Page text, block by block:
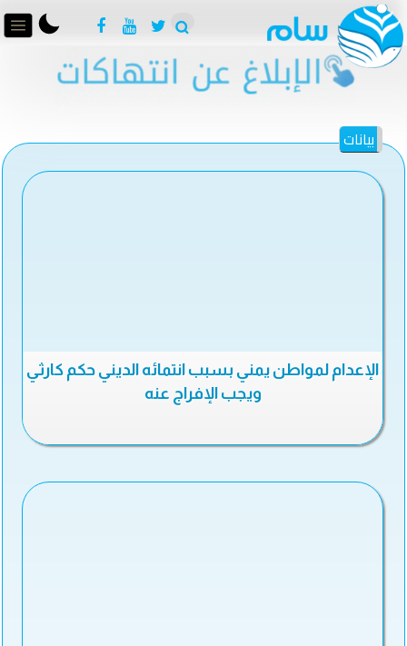
بيانات
الإعدام لمواطن يمني بسبب انتمائه الديني حكم كارثي
ويجب الإفراج عنه